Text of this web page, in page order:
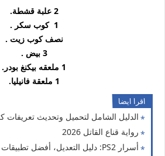
2 علبة قشطة.
1 كوب سكر .
نصف كوب زيت .
3 بيض .
1 ملعقه بيكنغ بودر.
1 ملعقة فانيليا.
اقرا ايضا
الدليل الشامل لتحميل وتحديث تعريفات
رواية قناع القاتل 2026
أسرار PS2: دليل التعديل، أفضل تطبيقات Homebrew، والأداء في 2026